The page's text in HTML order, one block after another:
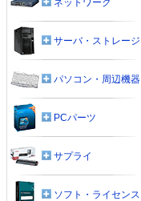
ネットワーク
サーバ・ストレージ
パソコン・周辺機器
PCパーツ
サプライ
ソフト・ライセンス